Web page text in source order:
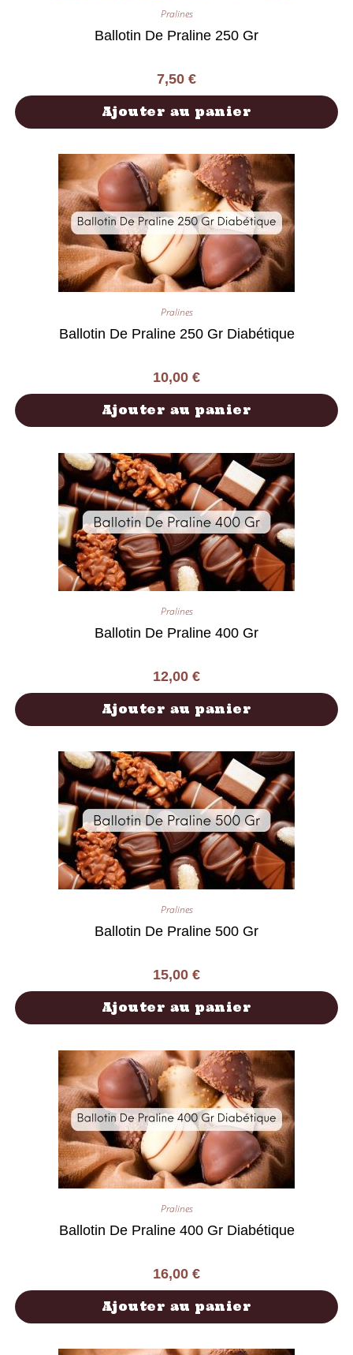
Pralines
Ballotin De Praline 250 Gr
7,50 €
Ajouter au panier
Pralines
Ballotin De Praline 250 Gr Diabétique
10,00 €
Ajouter au panier
Pralines
Ballotin De Praline 400 Gr
12,00 €
Ajouter au panier
Pralines
Ballotin De Praline 500 Gr
15,00 €
Ajouter au panier
Pralines
Ballotin De Praline 400 Gr Diabétique
16,00 €
Ajouter au panier